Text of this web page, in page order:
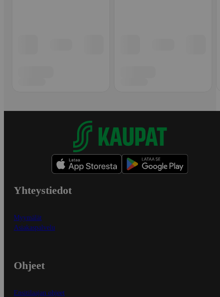
Yhteystiedot
Myymälät
Asiakaspalvelu
Ohjeet
Ensitilaajan ohjeet